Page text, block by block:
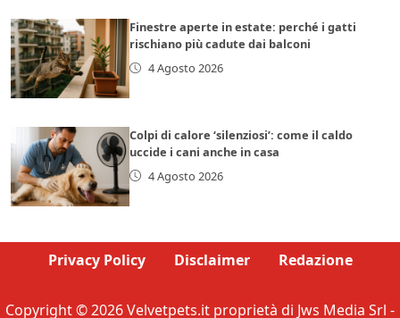
Finestre aperte in estate: perché i gatti
rischiano più cadute dai balconi
4 Agosto 2026
Colpi di calore ‘silenziosi’: come il caldo
uccide i cani anche in casa
4 Agosto 2026
Privacy Policy Disclaimer Redazione
Copyright © 2026 Velvetpets.it proprietà di Jws Media Srl -